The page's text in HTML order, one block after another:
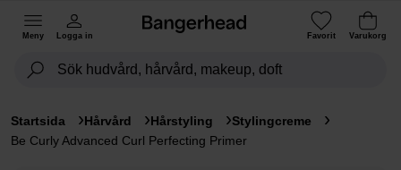
Meny Logga in Favorit Varukorg
Startsida Hårvård Hårstyling
Stylingcreme
Be Curly Advanced Curl Perfecting Primer